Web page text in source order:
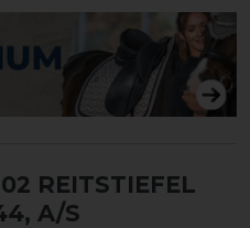
REITSTIEFEL
A/S